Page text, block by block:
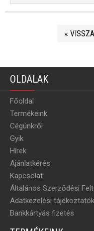
«
OLDALAK
Főoldal
Termékeink
Cégünkről
Gyik
Hírek
Ajánlatkérés
Kapcsolat
Általános Szerződési
Adatkezelési tájékoztatók
Bankkártyás fizetés